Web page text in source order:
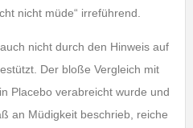
nicht müde“ irreführend.
nicht durch den Hinweis auf
Der bloße Vergleich mit
Placebo verabreicht wurde und
an Müdigkeit beschrieb, reiche